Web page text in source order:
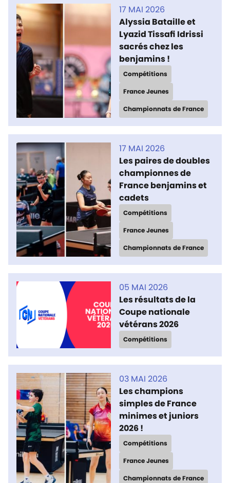
17 MAI 2026
Alyssia Bataille et
Lyazid Tissafi Idrissi
sacrés chez les
benjamins !
Compétitions
France Jeunes
Championnats de France
17 MAI 2026
Les paires de doubles
championnes de
France benjamins et
cadets
Compétitions
France Jeunes
Championnats de France
05 MAI 2026
Les résultats de la
Coupe nationale
vétérans 2026
Compétitions
03 MAI 2026
Les champions
simples de France
minimes et juniors
2026 !
Compétitions
France Jeunes
Championnats de France